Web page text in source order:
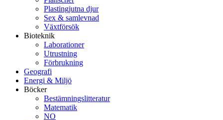
Plastingjutna djur
Sex & samlevnad
Växtförsök
Bioteknik
Laborationer
Utrustning
Förbrukning
Geografi
Energi & Miljö
Böcker
Bestämningslitteratur
Matematik
NO